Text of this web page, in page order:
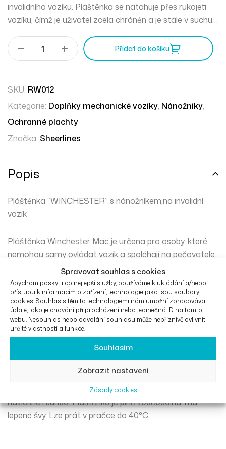
Spravovat souhlas s cookies
Abychom poskytli co nejlepší služby, používáme k ukládání a/nebo
přístupu k informacím o zařízení, technologie jako jsou soubory
cookies. Souhlas s těmito technologiemi nám umožní zpracovávat
údaje, jako je chování při procházení nebo jedinečná ID na tomto
webu. Nesouhlas nebo odvolání souhlasu může nepříznivě ovlivnit
určité vlastnosti a funkce.
Souhlasím
Zobrazit nastavení
Zásady cookies
invalidního vozíku. Pláštěnka se natahuje přes rukojeti
vozíku, čímž je uživatel zcela chráněn a je stále v suchu.
suchý a čistý. Oblékaní i svlékání pláštěnky je velmi
snadné.
Přidat do košíku
SKU: RW012
Kategorie: Doplňky mechanické vozíky, Nánožníky,
Ochranné plachty
Značka: Sheerlines
Popis
Pláštěnka “WINCHESTER” s nánožníkem,na invalidní
vozík
Pláštěnka Winchester Mac je určena pro osoby, které
nemohou samy ovládat vozík a spoléhají na pečovatele.
Pláštěnka nemá rukávy a její zadní část se přetáhne
přes rukojeti vozíku, což zabraňuje pronikání dešťové
vody mezi uživatele a vozík.
Uživatel je tedy stále v suchu. Pláštěnka má dvojitý zip
umožňující rozepínání zevnitř i zvenku a elastický návlek
přes chodidla.
Kapuci lze utáhnout. Pečovatel pláštěnku jednoduše
navlékne i sundá. Pláštěnka je plně voděodolná, má
lepené švy. Lze prát v pračce do 40°C.